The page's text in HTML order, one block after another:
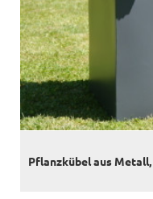
Pflanzkübel aus